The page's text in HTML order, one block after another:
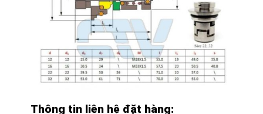
Thông tin liên hệ đặt hàng: